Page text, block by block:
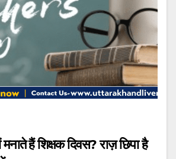
हैं शिक्षक दिवस? राज़ छिपा है